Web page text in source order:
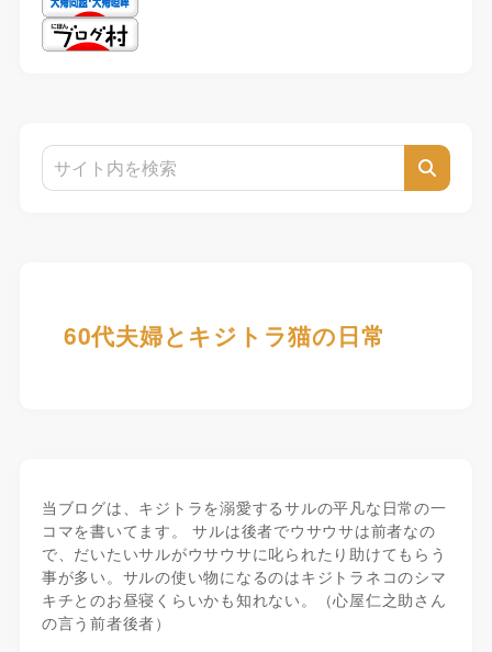
60代夫婦とキジトラ猫の日常
当ブログは、キジトラを溺愛するサルの平凡な日常の一
コマを書いてます。 サルは後者でウサウサは前者なの
で、だいたいサルがウサウサに叱られたり助けてもらう
事が多い。サルの使い物になるのはキジトラネコのシマ
キチとのお昼寝くらいかも知れない。（心屋仁之助さん
の言う前者後者）